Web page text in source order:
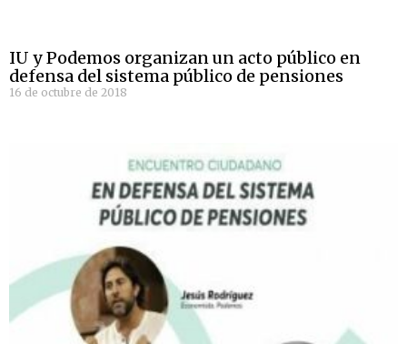
IU y Podemos organizan un acto público en
defensa del sistema público de pensiones
16 de octubre de 2018